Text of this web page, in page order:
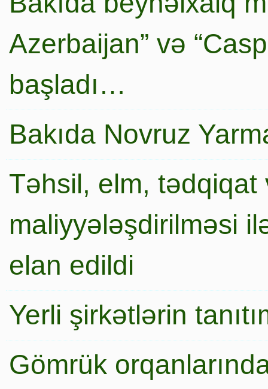
Azerbaijan” və
başladı…
Bakıda Novruz
Təhsil, elm,
maliyyələşdirilməsi
elan edildi
Yerli şirkətlərin
Gömrük